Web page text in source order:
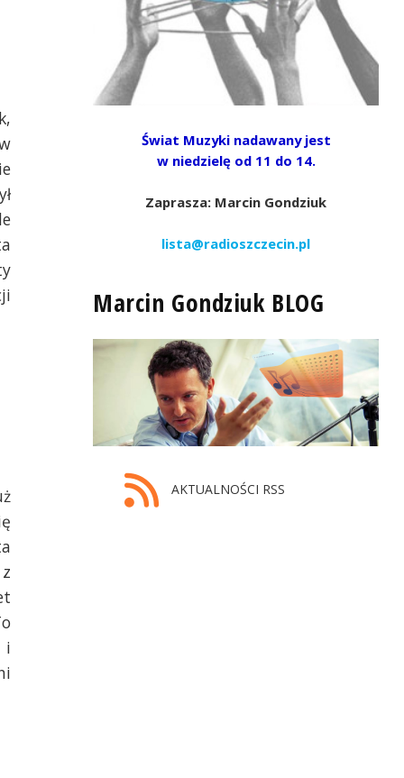
i
Świat Muzyki nadawany jest
w niedzielę od 11 do 14.
Zaprasza: Marcin Gondziuk
lista@radioszczecin.pl
Marcin Gondziuk BLOG
AKTUALNOŚCI RSS